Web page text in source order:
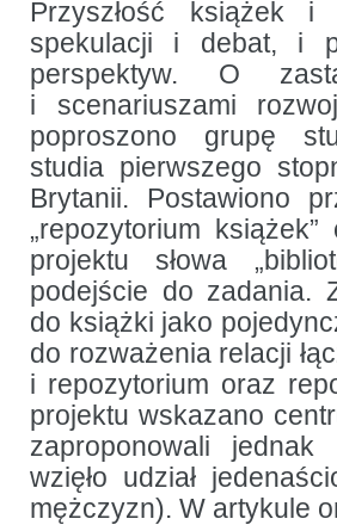
i
Przyszłość książek
spekulacji i debat, i
perspektyw. O
i scenariuszami
poproszono grupę
studia pierwszego
Brytanii. Postawiono
„repozytorium
projektu słowa
podejście do zadania.
do książki jako
do rozważenia relacji
i repozytorium oraz
projektu wskazano
zaproponowali
wzięło udział
mężczyzn). W artykule